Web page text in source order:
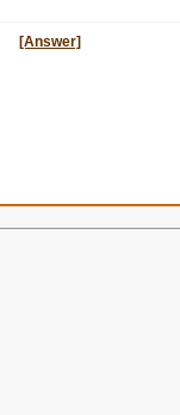
[Answer]